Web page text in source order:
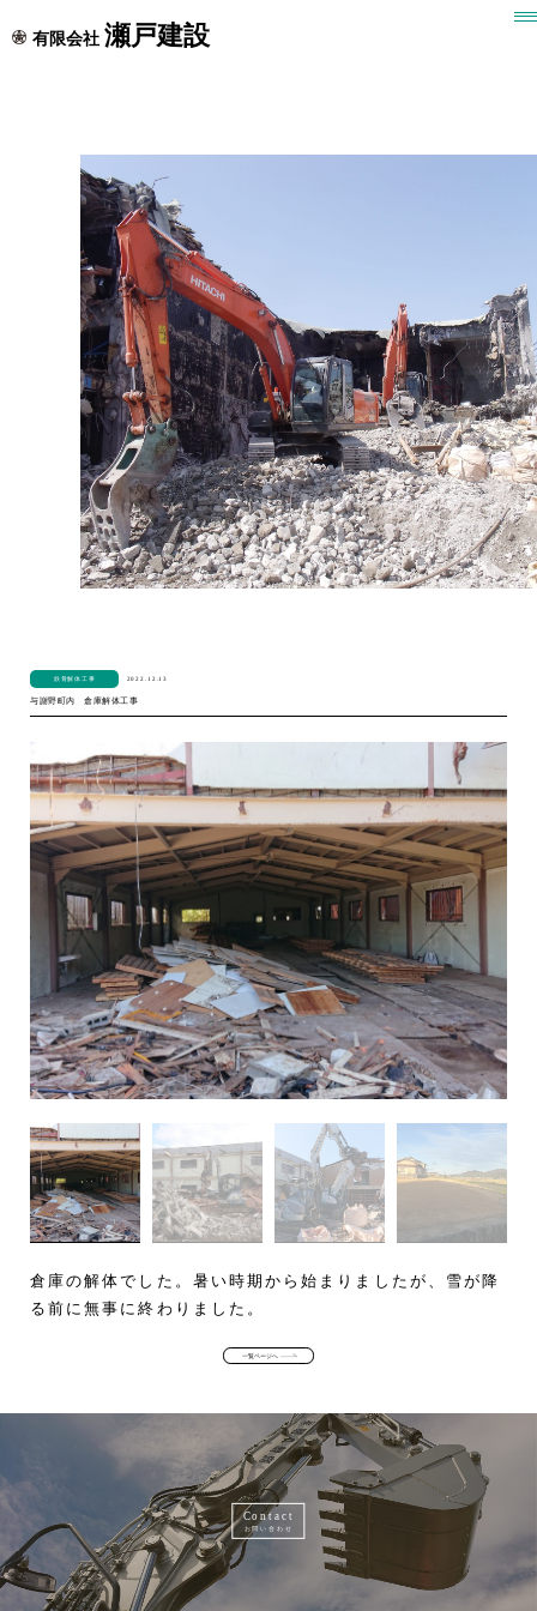
有限会社 瀬戸建設
鉄骨解体工事 2022.12.13
与謝野町内 倉庫解体工事
倉庫の解体でした。暑い時期から始まりましたが、雪が降
る前に無事に終わりました。
一覧ページへ
Contact
お問い合わせ